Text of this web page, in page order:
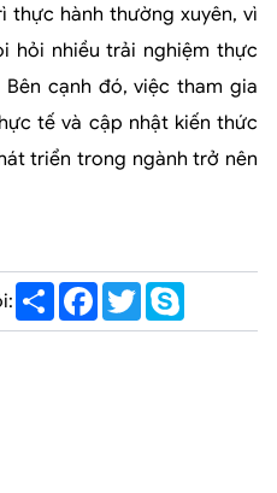
thực hành thường xuyên, vì
hỏi nhiều trải nghiệm thực
cạnh đó, việc tham gia
tế và cập nhật kiến thức
triển trong ngành trở nên
ShareFacebook
TwitterSkype